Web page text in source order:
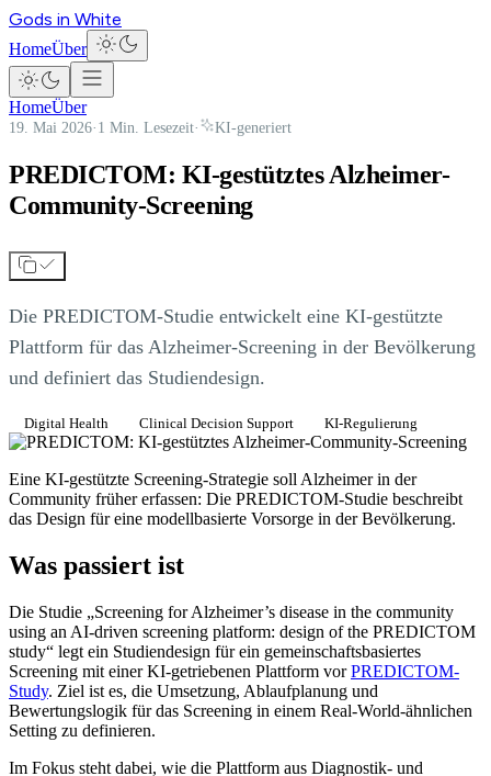
Gods in White
HomeÜber
HomeÜber
19. Mai 2026· 1 Min. Lesezeit· KI-generiert
PREDICTOM: KI-gestütztes Alzheimer-
Community-Screening
Die PREDICTOM-Studie entwickelt eine KI-gestützte
Plattform für das Alzheimer-Screening in der Bevölkerung
und definiert das Studiendesign.
Digital Health Clinical Decision Support KI-Regulierung
Eine KI-gestützte Screening-Strategie soll Alzheimer in der
Community früher erfassen: Die PREDICTOM-Studie beschreibt
das Design für eine modellbasierte Vorsorge in der Bevölkerung.
Was passiert ist
Die Studie „Screening for Alzheimer’s disease in the community
using an AI-driven screening platform: design of the PREDICTOM
study“ legt ein Studiendesign für ein gemeinschaftsbasiertes
Screening mit einer KI-getriebenen Plattform vorPREDICTOM-
Study. Ziel ist es, die Umsetzung, Ablaufplanung und
Bewertungslogik für das Screening in einem Real-World-ähnlichen
Setting zu definieren.
Im Fokus steht dabei, wie die Plattform aus Diagnostik- und